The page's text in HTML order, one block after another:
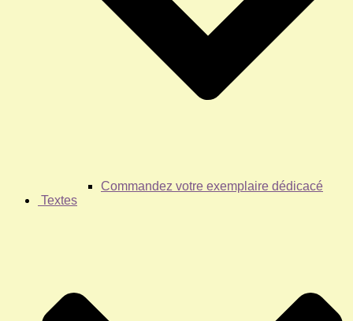
Commandez votre exemplaire dédicacé
Textes